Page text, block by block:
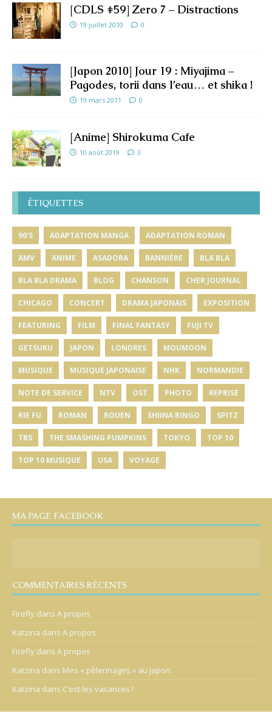
[CDLS #59] Zero 7 – Distractions
19 juillet 2010 0
[Japon 2010] Jour 19 : Miyajima –
Pagodes, torii dans l’eau… et shika !
19 mars 2011 0
[Anime] Shirokuma Cafe
10 août 2019 3
ÉTIQUETTES
90'S ADAPTATION MANGA ADAPTATION ROMAN
AMV ANIME ASADORA BANNIÈRE BLA BLA
BLA BLA DRAMA BLOG CHANSON CHER JOURNAL
CHICAGO CONCERT DRAMA JAPONAIS EXPOSITION
FEATURING FILM FINAL FANTASY FUJI TV
GETSUKU JAPON LONDRES MOUMOON
MUSIQUE MUSIQUE JAPONAISE NHK NORMANDIE
NOTE DE SERVICE NTV OST PHOTO REPRISE
RIE FU ROMAN ROUEN SHIINA RINGO SPITZ
TBS THE SMASHING PUMPKINS TOKYO TOP 10
TOP 10 MUSIQUE USA VOYAGE
MA PAGE FACEBOOK
COMMENTAIRES RÉCENTS
Firefly dans A propos
Katzina dans A propos
Firefly dans A propos
Katzina dans Mes « pèlerinages » au Japon
Katzina dans C’est les vacances !